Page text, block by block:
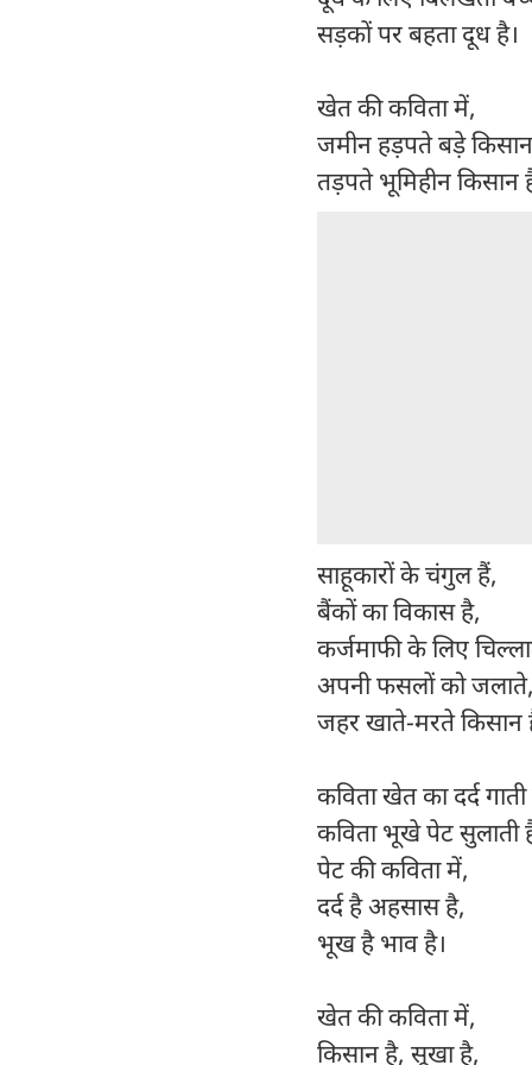
सड़कों पर बहता दूध है।
खेत की कविता में,
जमीन हड़पते बड़े
तड़पते भूमिहीन किसान
साहूकारों के चंगुल हैं,
बैंकों का विकास है,
कर्जमाफी के लिए
अपनी फसलों को जलाते,
जहर खाते-मरते किसान
कविता खेत का दर्द
कविता भूखे पेट सुलाती
पेट की कविता में,
दर्द है अहसास है,
भूख है भाव है।
खेत की कविता में,
किसान है, सूखा है,